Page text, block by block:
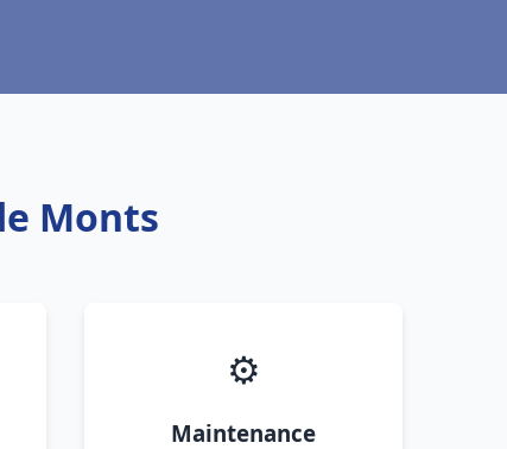
Monts
⚙️
Maintenance